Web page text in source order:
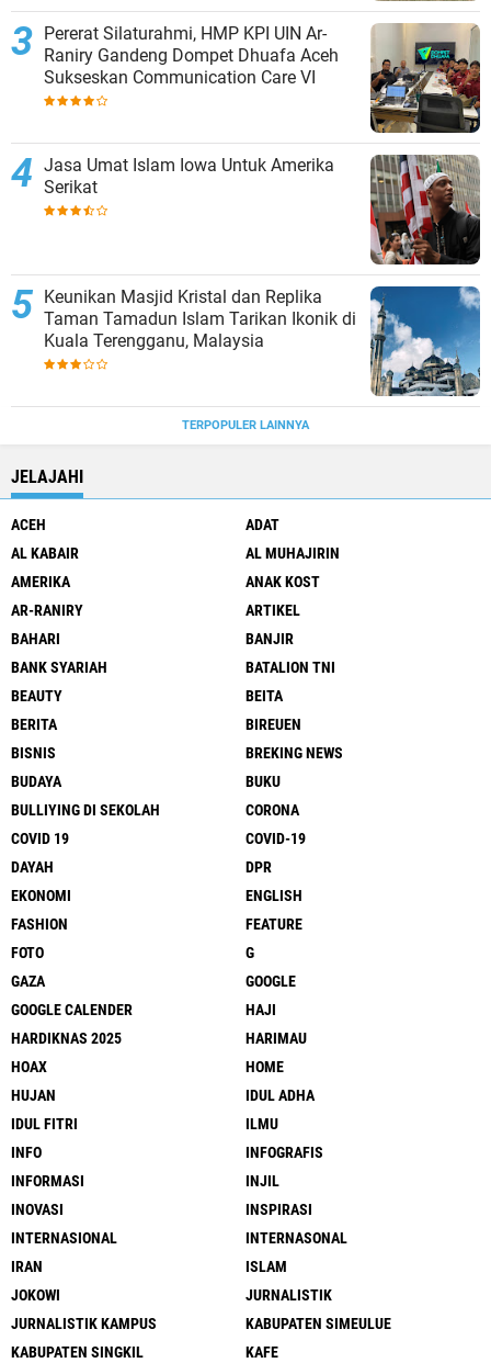
Pererat Silaturahmi, HMP KPI UIN Ar-
Raniry Gandeng Dompet Dhuafa Aceh
Sukseskan Communication Care VI
Jasa Umat Islam Iowa Untuk Amerika
Serikat
Keunikan Masjid Kristal dan Replika
Taman Tamadun Islam Tarikan Ikonik di
Kuala Terengganu, Malaysia
TERPOPULER LAINNYA
JELAJAHI
ACEH
ADAT
AL KABAIR
AL MUHAJIRIN
AMERIKA
ANAK KOST
AR-RANIRY
ARTIKEL
BAHARI
BANJIR
BANK SYARIAH
BATALION TNI
BEAUTY
BEITA
BERITA
BIREUEN
BISNIS
BREKING NEWS
BUDAYA
BUKU
BULLIYING DI SEKOLAH
CORONA
COVID 19
COVID-19
DAYAH
DPR
EKONOMI
ENGLISH
FASHION
FEATURE
FOTO
G
GAZA
GOOGLE
GOOGLE CALENDER
HAJI
HARDIKNAS 2025
HARIMAU
HOAX
HOME
HUJAN
IDUL ADHA
IDUL FITRI
ILMU
INFO
INFOGRAFIS
INFORMASI
INJIL
INOVASI
INSPIRASI
INTERNASIONAL
INTERNASONAL
IRAN
ISLAM
JOKOWI
JURNALISTIK
JURNALISTIK KAMPUS
KABUPATEN SIMEULUE
KABUPATEN SINGKIL
KAFE